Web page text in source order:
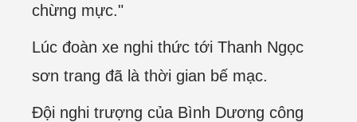
chừng mực."
Lúc đoàn xe nghi thức tới Thanh Ngọc
sơn trang đã là thời gian bế mạc.
Đội nghi trượng của Bình Dương công